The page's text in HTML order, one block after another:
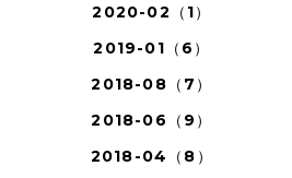
2020-02（1）
2019-01（6）
2018-08（7）
2018-06（9）
2018-04（8）